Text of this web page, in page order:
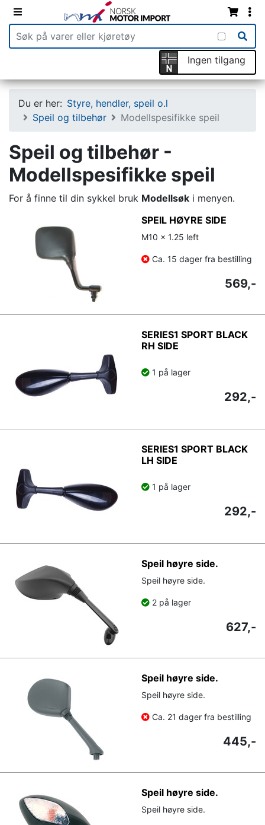
Ingen tilgang
Du er her: Styre, hendler, speil o.l
Speil og tilbehør
Modellspesifikke speil
Speil og tilbehør -
Modellspesifikke speil
For å finne til din sykkel bruk Modellsøk i menyen.
SPEIL HØYRE SIDE
M10 x 1.25 left
Ca. 15 dager fra bestilling
569,-
SERIES1 SPORT BLACK
RH SIDE
1 på lager
292,-
SERIES1 SPORT BLACK
LH SIDE
1 på lager
292,-
Speil høyre side.
Speil høyre side.
2 på lager
627,-
Speil høyre side.
Speil høyre side.
Ca. 21 dager fra bestilling
445,-
Speil høyre side.
Speil høyre side.